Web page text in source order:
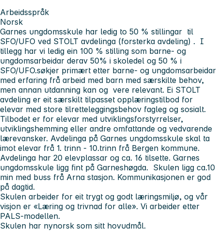
Arbeidsspråk
Norsk
Garnes ungdomsskule har ledig to 50 % stillingar til
SFO/UFO ved STOLT avdelinga (forsterka avdeling) . I
tillegg har vi ledig ein 100 % stilling som barne- og
ungdomsarbeidar derav 50% i skoledel og 50 % i
SFO/UFO.søkjer primært etter barne- og ungdomsarbeidar
med erfaring frå arbeid med barn med særskilte behov,
men annan utdanning kan og vere relevant. Ei STOLT
avdeling er eit særskilt tilpasset opplæringstilbod for
elevar med store tilretteleggingsbehov fagleg og sosialt.
Tilbodet er for elevar med utviklingsforstyrrelser,
utviklingshemming eller andre omfattande og vedvarende
lærevansker. Avdelinga på Garnes ungdomsskule skal ta
imot elevar frå 1. trinn - 10.trinn frå Bergen kommune.
Avdelinga har 20 elevplassar og ca. 16 tilsette. Garnes
ungdomsskule ligg fint på Garneshøgda. Skulen ligg ca.10
min med buss frå Arna stasjon. Kommunikasjonen er god
på dagtid.
Skulen arbeider for eit trygt og godt læringsmiljø, og vår
visjon er «Læring og trivnad for alle». Vi arbeider etter
PALS-modellen.
Skulen har nynorsk som sitt hovudmål.